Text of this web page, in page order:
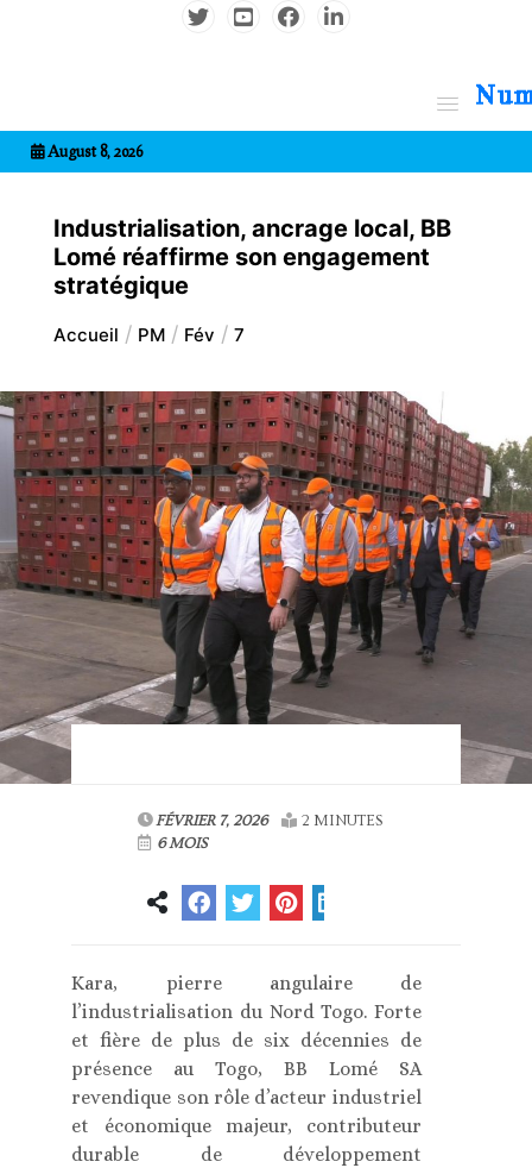
August 8, 2026
Industrialisation, ancrage local, BB
Lomé réaffirme son engagement
stratégique
Accueil PM Fév 7
FÉVRIER 7, 2026
2 MINUTES
6 MOIS
Kara, pierre angulaire de
l’industrialisation du Nord Togo. Forte
et fière de plus de six décennies de
présence au Togo, BB Lomé SA
revendique son rôle d’acteur industriel
et économique majeur, contributeur
durable de développement